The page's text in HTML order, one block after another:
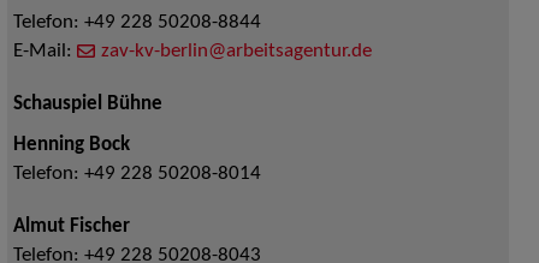
Telefon: +49 228 50208-8844
E-Mail:
zav-kv-berlin@arbeitsagentur.de
Schauspiel Bühne
Henning Bock
Telefon: +49 228 50208-8014
Almut Fischer
Telefon: +49 228 50208-8043